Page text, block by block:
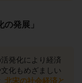
発展」
発化により経済
化もめざましい
北宋の社会経済と